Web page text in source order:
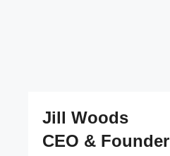
Jill Woods
CEO & Founder